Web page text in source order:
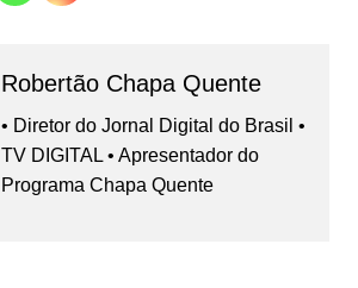
Robertão Chapa Quente
• Diretor do Jornal Digital do Brasil •
TV DIGITAL • Apresentador do
Programa Chapa Quente